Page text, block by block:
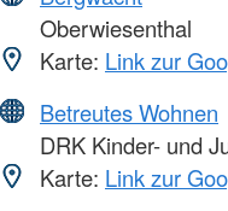
Oberwiesenthal
Karte: Link zur
Betreutes Wohnen
DRK Kinder- und
Karte: Link zur